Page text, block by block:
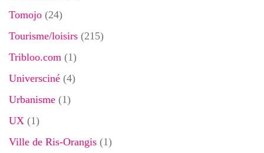
Tomojo (24)
Tourisme/loisirs (215)
Tribloo.com (1)
Universciné (4)
Urbanisme (1)
UX (1)
Ville de Ris-Orangis (1)